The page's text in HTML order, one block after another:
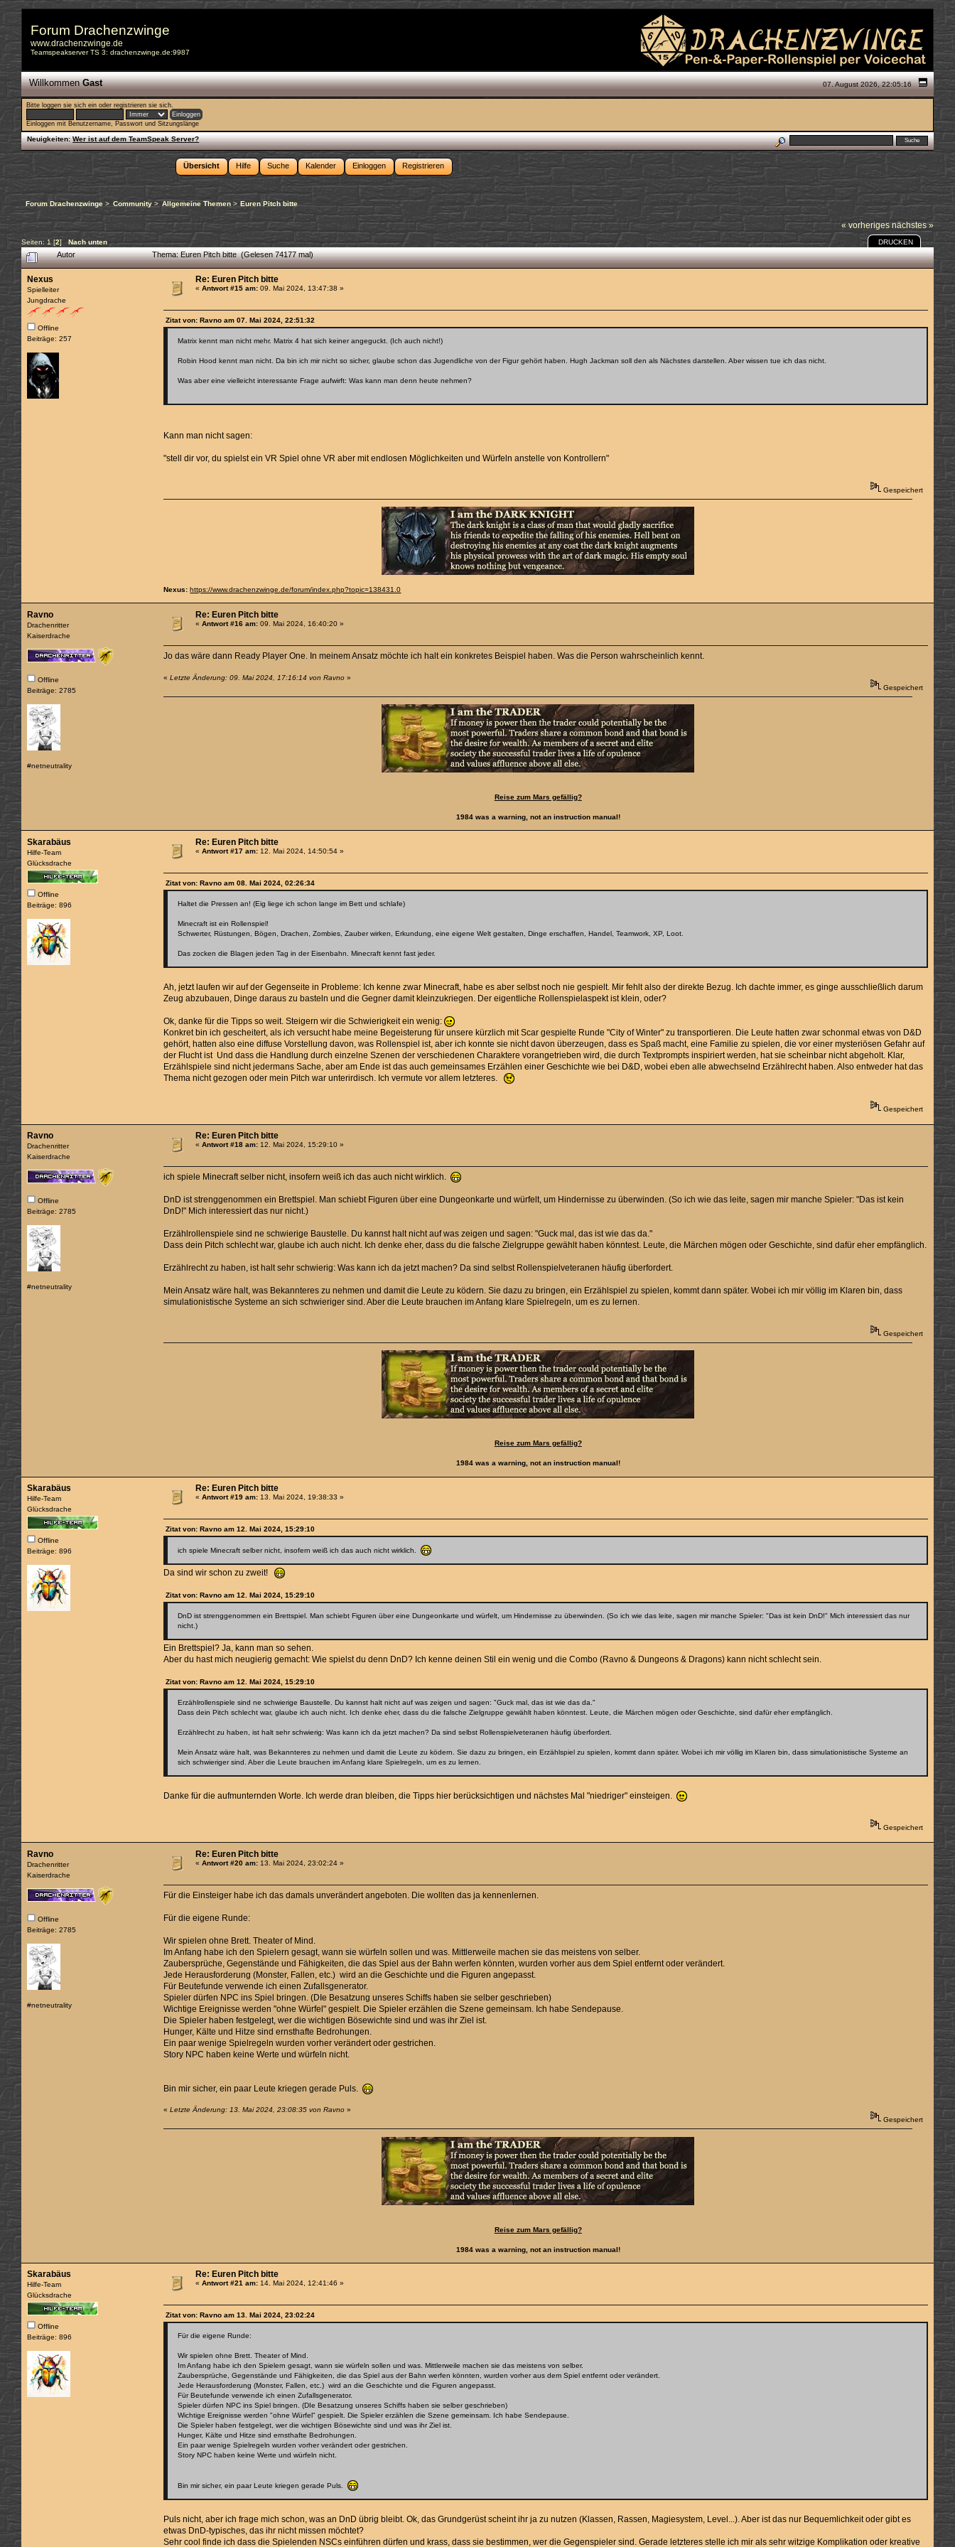
Forum Drachenzwinge
www.drachenzwinge.de
Teamspeakserver TS 3: drachenzwinge.de:9987
07. August 2026, 22:05:16
WillkommenGast
Bitte loggen sie sich ein oderregistrieren sie sich.
Einloggen mit Benutzername, Passwort und Sitzungslänge
Neuigkeiten: Wer ist auf dem TeamSpeak Server?
Übersicht Hilfe Suche Kalender Einloggen Registrieren
Forum Drachenzwinge > Community> Allgemeine Themen> Euren Pitch bitte
« vorheriges nächstes »
Seiten: 1[2]Nach unten DRUCKEN
Autor Thema: Euren Pitch bitte (Gelesen 74177 mal)
Nexus
Spielleiter
Jungdrache
Offline
Beiträge: 257
Re: Euren Pitch bitte
«Antwort #15 am: 09. Mai 2024, 13:47:38 »
Zitat von: Ravno am 07. Mai 2024, 22:51:32
Matrix kennt man nicht mehr. Matrix 4 hat sich keiner angeguckt. (Ich auch nicht!)
Robin Hood kennt man nicht. Da bin ich mir nicht so sicher, glaube schon das Jugendliche von der Figur gehört haben. Hugh Jackman soll den als Nächstes darstellen. Aber wissen tue ich das nicht.
Was aber eine vielleicht interessante Frage aufwirft: Was kann man denn heute nehmen?
Kann man nicht sagen:
"stell dir vor, du spielst ein VR Spiel ohne VR aber mit endlosen Möglichkeiten und Würfeln anstelle von Kontrollern"
Gespeichert
Nexus: https://www.drachenzwinge.de/forum/index.php?topic=138431.0
Ravno
Drachenritter
Kaiserdrache
Offline
Beiträge: 2785
#netneutrality
Re: Euren Pitch bitte
«Antwort #16 am: 09. Mai 2024, 16:40:20 »
Jo das wäre dann Ready Player One. In meinem Ansatz möchte ich halt ein konkretes Beispiel haben. Was die Person wahrscheinlich kennt.
«Letzte Änderung: 09. Mai 2024, 17:16:14 von Ravno »
Gespeichert
Reise zum Mars gefällig?
1984 was a warning, not an instruction manual!
Skarabäus
Hilfe-Team
Glücksdrache
Offline
Beiträge: 896
Re: Euren Pitch bitte
«Antwort #17 am: 12. Mai 2024, 14:50:54 »
Zitat von: Ravno am 08. Mai 2024, 02:26:34
Haltet die Pressen an! (Eig liege ich schon lange im Bett und schlafe)
Minecraft ist ein Rollenspiel!
Schwerter, Rüstungen, Bögen, Drachen, Zombies, Zauber wirken, Erkundung, eine eigene Welt gestalten, Dinge erschaffen, Handel, Teamwork, XP, Loot.
Das zocken die Blagen jeden Tag in der Eisenbahn. Minecraft kennt fast jeder.
Ah, jetzt laufen wir auf der Gegenseite in Probleme: Ich kenne zwar Minecraft, habe es aber selbst noch nie gespielt. Mir fehlt also der direkte Bezug. Ich dachte immer, es ginge ausschließlich darum
Zeug abzubauen, Dinge daraus zu basteln und die Gegner damit kleinzukriegen. Der eigentliche Rollenspielaspekt ist klein, oder?
Ok, danke für die Tipps so weit. Steigern wir die Schwierigkeit ein wenig:
Konkret bin ich gescheitert, als ich versucht habe meine Begeisterung für unsere kürzlich mit Scar gespielte Runde "City of Winter" zu transportieren. Die Leute hatten zwar schonmal etwas von D&D
gehört, hatten also eine diffuse Vorstellung davon, was Rollenspiel ist, aber ich konnte sie nicht davon überzeugen, dass es Spaß macht, eine Familie zu spielen, die vor einer mysteriösen Gefahr auf
der Flucht ist Und dass die Handlung durch einzelne Szenen der verschiedenen Charaktere vorangetrieben wird, die durch Textprompts inspiriert werden, hat sie scheinbar nicht abgeholt. Klar,
Erzählspiele sind nicht jedermans Sache, aber am Ende ist das auch gemeinsames Erzählen einer Geschichte wie bei D&D, wobei eben alle abwechselnd Erzählrecht haben. Also entweder hat das
Thema nicht gezogen oder mein Pitch war unterirdisch. Ich vermute vor allem letzteres.
Gespeichert
Ravno
Drachenritter
Kaiserdrache
Offline
Beiträge: 2785
#netneutrality
Re: Euren Pitch bitte
«Antwort #18 am: 12. Mai 2024, 15:29:10 »
ich spiele Minecraft selber nicht, insofern weiß ich das auch nicht wirklich.
DnD ist strenggenommen ein Brettspiel. Man schiebt Figuren über eine Dungeonkarte und würfelt, um Hindernisse zu überwinden. (So ich wie das leite, sagen mir manche Spieler: "Das ist kein
DnD!" Mich interessiert das nur nicht.)
Erzählrollenspiele sind ne schwierige Baustelle. Du kannst halt nicht auf was zeigen und sagen: "Guck mal, das ist wie das da."
Dass dein Pitch schlecht war, glaube ich auch nicht. Ich denke eher, dass du die falsche Zielgruppe gewählt haben könntest. Leute, die Märchen mögen oder Geschichte, sind dafür eher empfänglich.
Erzählrecht zu haben, ist halt sehr schwierig: Was kann ich da jetzt machen? Da sind selbst Rollenspielveteranen häufig überfordert.
Mein Ansatz wäre halt, was Bekannteres zu nehmen und damit die Leute zu ködern. Sie dazu zu bringen, ein Erzählspiel zu spielen, kommt dann später. Wobei ich mir völlig im Klaren bin, dass
simulationistische Systeme an sich schwieriger sind. Aber die Leute brauchen im Anfang klare Spielregeln, um es zu lernen.
Gespeichert
Reise zum Mars gefällig?
1984 was a warning, not an instruction manual!
Skarabäus
Hilfe-Team
Glücksdrache
Offline
Beiträge: 896
Re: Euren Pitch bitte
«Antwort #19 am: 13. Mai 2024, 19:38:33 »
Zitat von: Ravno am 12. Mai 2024, 15:29:10
ich spiele Minecraft selber nicht, insofern weiß ich das auch nicht wirklich.
Da sind wir schon zu zweit!
Zitat von: Ravno am 12. Mai 2024, 15:29:10
DnD ist strenggenommen ein Brettspiel. Man schiebt Figuren über eine Dungeonkarte und würfelt, um Hindernisse zu überwinden. (So ich wie das leite, sagen mir manche Spieler: "Das ist kein DnD!" Mich interessiert das nur
nicht.)
Ein Brettspiel? Ja, kann man so sehen.
Aber du hast mich neugierig gemacht: Wie spielst du denn DnD? Ich kenne deinen Stil ein wenig und die Combo (Ravno & Dungeons & Dragons) kann nicht schlecht sein.
Zitat von: Ravno am 12. Mai 2024, 15:29:10
Erzählrollenspiele sind ne schwierige Baustelle. Du kannst halt nicht auf was zeigen und sagen: "Guck mal, das ist wie das da."
Dass dein Pitch schlecht war, glaube ich auch nicht. Ich denke eher, dass du die falsche Zielgruppe gewählt haben könntest. Leute, die Märchen mögen oder Geschichte, sind dafür eher empfänglich.
Erzählrecht zu haben, ist halt sehr schwierig: Was kann ich da jetzt machen? Da sind selbst Rollenspielveteranen häufig überfordert.
Mein Ansatz wäre halt, was Bekannteres zu nehmen und damit die Leute zu ködern. Sie dazu zu bringen, ein Erzählspiel zu spielen, kommt dann später. Wobei ich mir völlig im Klaren bin, dass simulationistische Systeme an
sich schwieriger sind. Aber die Leute brauchen im Anfang klare Spielregeln, um es zu lernen.
Danke für die aufmunternden Worte. Ich werde dran bleiben, die Tipps hier berücksichtigen und nächstes Mal "niedriger" einsteigen.
Gespeichert
Ravno
Drachenritter
Kaiserdrache
Offline
Beiträge: 2785
#netneutrality
Re: Euren Pitch bitte
«Antwort #20 am: 13. Mai 2024, 23:02:24 »
Für die Einsteiger habe ich das damals unverändert angeboten. Die wollten das ja kennenlernen.
Für die eigene Runde:
Wir spielen ohne Brett. Theater of Mind.
Im Anfang habe ich den Spielern gesagt, wann sie würfeln sollen und was. Mittlerweile machen sie das meistens von selber.
Zaubersprüche, Gegenstände und Fähigkeiten, die das Spiel aus der Bahn werfen könnten, wurden vorher aus dem Spiel entfernt oder verändert.
Jede Herausforderung (Monster, Fallen, etc.) wird an die Geschichte und die Figuren angepasst.
Für Beutefunde verwende ich einen Zufallsgenerator.
Spieler dürfen NPC ins Spiel bringen. (DIe Besatzung unseres Schiffs haben sie selber geschrieben)
Wichtige Ereignisse werden "ohne Würfel" gespielt. Die Spieler erzählen die Szene gemeinsam. Ich habe Sendepause.
Die Spieler haben festgelegt, wer die wichtigen Bösewichte sind und was ihr Ziel ist.
Hunger, Kälte und Hitze sind ernsthafte Bedrohungen.
Ein paar wenige Spielregeln wurden vorher verändert oder gestrichen.
Story NPC haben keine Werte und würfeln nicht.
Bin mir sicher, ein paar Leute kriegen gerade Puls.
«Letzte Änderung: 13. Mai 2024, 23:08:35 von Ravno »
Gespeichert
Reise zum Mars gefällig?
1984 was a warning, not an instruction manual!
Skarabäus
Hilfe-Team
Glücksdrache
Offline
Beiträge: 896
Re: Euren Pitch bitte
«Antwort #21 am: 14. Mai 2024, 12:41:46 »
Zitat von: Ravno am 13. Mai 2024, 23:02:24
Für die eigene Runde:
Wir spielen ohne Brett. Theater of Mind.
Im Anfang habe ich den Spielern gesagt, wann sie würfeln sollen und was. Mittlerweile machen sie das meistens von selber.
Zaubersprüche, Gegenstände und Fähigkeiten, die das Spiel aus der Bahn werfen könnten, wurden vorher aus dem Spiel entfernt oder verändert.
Jede Herausforderung (Monster, Fallen, etc.) wird an die Geschichte und die Figuren angepasst.
Für Beutefunde verwende ich einen Zufallsgenerator.
Spieler dürfen NPC ins Spiel bringen. (DIe Besatzung unseres Schiffs haben sie selber geschrieben)
Wichtige Ereignisse werden "ohne Würfel" gespielt. Die Spieler erzählen die Szene gemeinsam. Ich habe Sendepause.
Die Spieler haben festgelegt, wer die wichtigen Bösewichte sind und was ihr Ziel ist.
Hunger, Kälte und Hitze sind ernsthafte Bedrohungen.
Ein paar wenige Spielregeln wurden vorher verändert oder gestrichen.
Story NPC haben keine Werte und würfeln nicht.
Bin mir sicher, ein paar Leute kriegen gerade Puls.
Puls nicht, aber ich frage mich schon, was an DnD übrig bleibt. Ok, das Grundgerüst scheint ihr ja zu nutzen (Klassen, Rassen, Magiesystem, Level...). Aber ist das nur Bequemlichkeit oder gibt es
etwas DnD-typisches, das ihr nicht missen möchtet?
Sehr cool finde ich dass die Spielenden NSCs einführen dürfen und krass, dass sie bestimmen, wer die Gegenspieler sind. Gerade letzteres stelle ich mir als sehr witzige Komplikation oder kreative